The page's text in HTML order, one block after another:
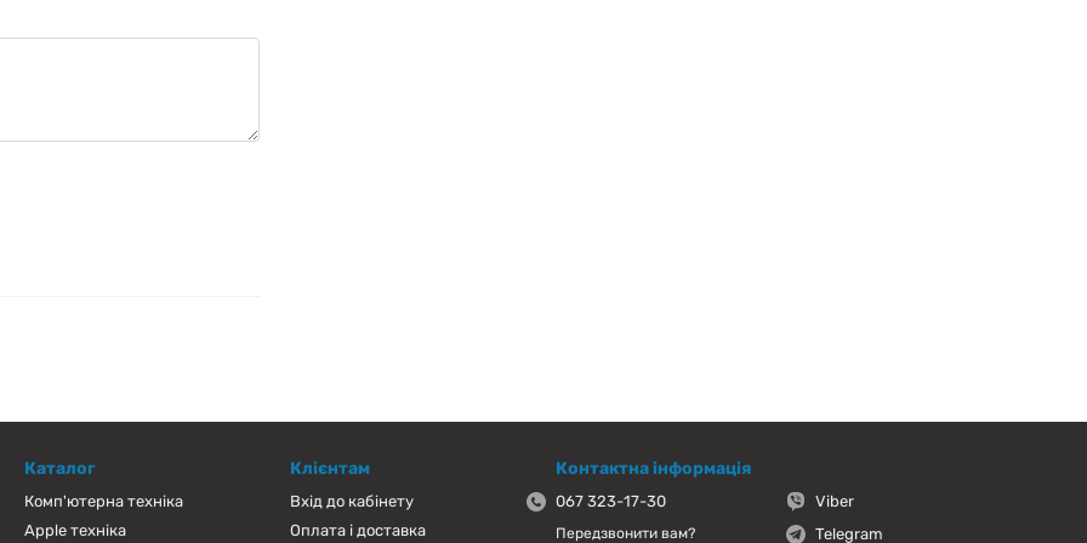
Каталог
Комп'ютерна техніка
Apple техніка
Клієнтам
Вхід до кабінету
Оплата і доставка
Контактна інформація
067 323-17-30
Передзвонити вам?
Viber
Telegram